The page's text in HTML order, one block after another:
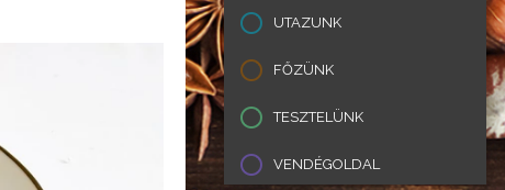
UTAZUNK
FŐZÜNK
TESZTELÜNK
VENDÉGOLDAL